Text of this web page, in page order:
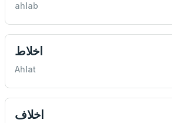
ahlab
اخلاط
Ahlat
اخلاف